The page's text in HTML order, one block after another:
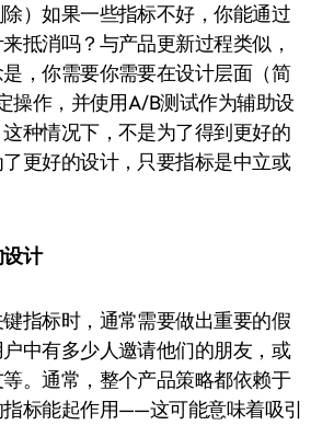
）如果一些指标不好，你能通过
抵消吗？与产品更新过程类似，
，你需要你需要在设计层面（简
操作，并使用A/B测试作为辅助设
种情况下，不是为了得到更好的
更好的设计，只要指标是中立或
计
指标时，通常需要做出重要的假
中有多少人邀请他们的朋友，或
。通常，整个产品策略都依赖于
标能起作用——这可能意味着吸引